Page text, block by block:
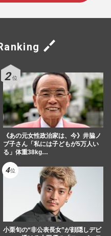
《あの元女性政治家は、今》井脇ノ
ブ子さん「私には子どもが5万人い
る」体重38kg…
小栗旬の“非公表長女”が顔隠しデビ